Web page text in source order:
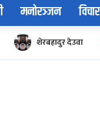
मनोरञ्जन विचार
शेरबहादुर देउवा